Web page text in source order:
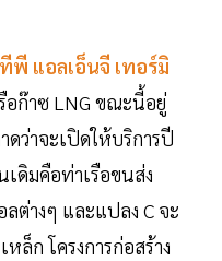
พี แอลเอ็นจี เทอร์มิ
อก๊าซ LNG ขณะนี้อยู่
ดว่าจะเปิดให้บริการปี
ดิมคือท่าเรือขนส่ง
ต่างๆ และแปลง C จะ
ล็ก โครงการก่อสร้าง